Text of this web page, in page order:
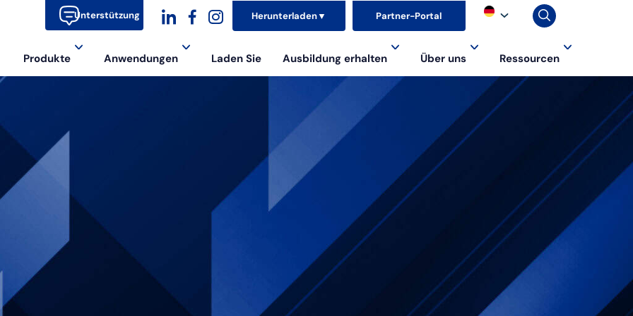
Unterstützung
dashicons-
linkedin
facebook-
instagram
Herunterladen▼ Partner-Portal
Produkte Anwendungen Laden Sie Ausbildung erhalten Über uns Ressourcen